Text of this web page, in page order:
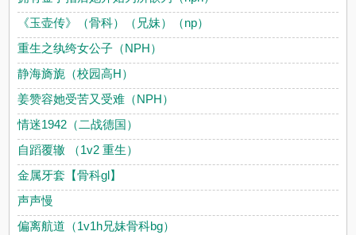
《玉壶传》（骨科）（兄妹）（np）
重生之纨绔女公子（NPH）
静海旖旎（校园高H）
姜赞容她受苦又受难（NPH）
情迷1942（二战德国）
自蹈覆辙 （1v2 重生）
金属牙套【骨科gl】
声声慢
偏离航道（1v1h兄妹骨科bg）